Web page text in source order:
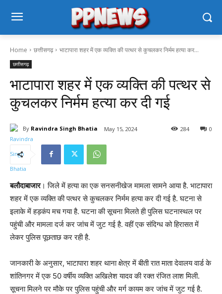
Home छत्तीसगढ़ भाटापारा शहर में एक व्यक्ति की पत्थर से कुचलकर निर्मम हत्या कर...
छत्तीसगढ़
भाटापारा शहर में एक व्यक्ति की पत्थर से
कुचलकर निर्मम हत्या कर दी गई
By Ravindra Singh Bhatia May 15, 2024 0
284
बलौदाबाजार। जिले में हत्या का एक सनसनीखेज मामला सामने आया है. भाटापारा
शहर में एक व्यक्ति की पत्थर से कुचलकर निर्मम हत्या कर दी गई है. घटना से
इलाके में हड़कंप मच गया है. घटना की सूचना मिलते ही पुलिस घटनास्थल पर
पहुंची और मामला दर्ज कर जांच में जुट गई है. वहीं एक संदिग्ध को हिरासत में
लेकर पुलिस पूछताछ कर रही है.
जानकारी के अनुसार, भाटापारा शहर थाना क्षेत्र में बीती रात माता देवालय वार्ड के
शांतिनगर में एक 50 वर्षीय व्यक्ति अखिलेश यादव की रक्त रंजित लाश मिली.
सूचना मिलने पर मौके पर पुलिस पहुंची और मर्ग कायम कर जांच में जुट गई है.